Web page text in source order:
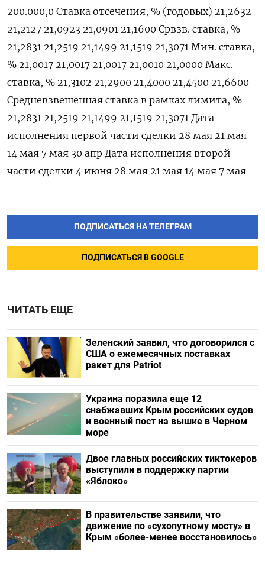
200.000,0 Ставка отсечения, % (годовых) 21,2632
21,2127 21,0923 21,0901 21,1600 Срвзв. ставка, %
21,2831 21,2519 21,1499 21,1519 21,3071 Мин. ставка,
% 21,0017 21,0017 21,0017 21,0010 21,0000 Макс.
ставка, % 21,3102 21,2900 21,4000 21,4500 21,6600
Средневзвешенная ставка в рамках лимита, %
21,2831 21,2519 21,1499 21,1519 21,3071 Дата
исполнения первой части сделки 28 мая 21 мая
14 мая 7 мая 30 апр Дата исполнения второй
части сделки 4 июня 28 мая 21 мая 14 мая 7 мая
ПОДПИСАТЬСЯ НА ТЕЛЕГРАМ
ПОДПИСАТЬСЯ В GOOGLE
ЧИТАТЬ ЕЩЕ
Зеленский заявил, что договорился с
США о ежемесячных поставках
ракет для Patriot
Украина поразила еще 12
снабжавших Крым российских судов
и военный пост на вышке в Черном
море
Двое главных российских тиктокеров
выступили в поддержку партии
«Яблоко»
В правительстве заявили, что
движение по «сухопутному мосту» в
Крым «более-менее восстановилось»